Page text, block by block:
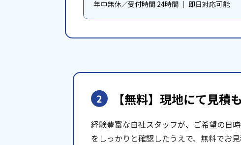
年中無休／受付時間 24時間 ｜ 即日対応可能
2 【無料】現地にて見積
経験豊富な自社スタッフが、ご希望の日
をしっかりと確認したうえで、無料でお